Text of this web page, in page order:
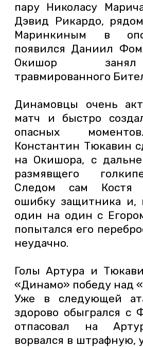
пару Николасу
Дэвид Рикардо,
Маринкиным в
появился Даниил
Окишор
травмированного
Динамовцы очень
матч и быстро
опасных
Константин Тюкавин
на Окишора, с
размявщего
Следом сам Костя
ошибку защитника и,
один на один с
попытался его
неудачно.
Голы Артура и
«Динамо» победу над
Уже в следующей
здорово обыгрался с
отпасовал на
ворвался в штрафную,